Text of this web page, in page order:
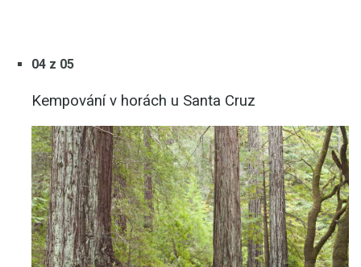
04 z 05
Kempování v horách u Santa Cruz